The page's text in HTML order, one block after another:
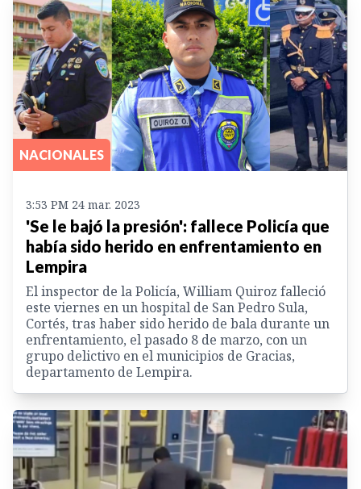
NACIONALES
3:53 PM 24 mar. 2023
'Se le bajó la presión': fallece Policía que
había sido herido en enfrentamiento en
Lempira
El inspector de la Policía, William Quiroz falleció
este viernes en un hospital de San Pedro Sula,
Cortés, tras haber sido herido de bala durante un
enfrentamiento, el pasado 8 de marzo, con un
grupo delictivo en el municipios de Gracias,
departamento de Lempira.